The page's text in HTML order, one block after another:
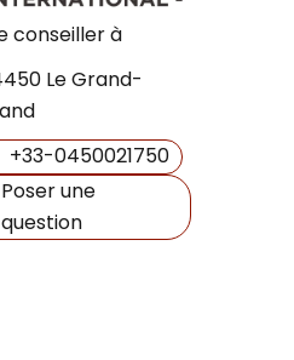
conseiller à
Le Grand-
+33-0450021750
Poser une
question